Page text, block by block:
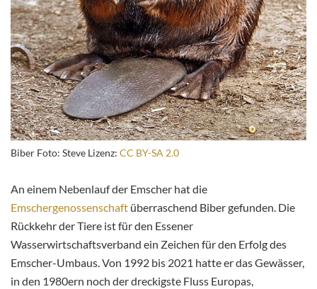
Biber Foto: Steve Lizenz: CC BY-SA 2.0
An einem Nebenlauf der Emscher hat die
Emschergenossenschaft überraschend Biber gefunden. Die
Rückkehr der Tiere ist für den Essener
Wasserwirtschaftsverband ein Zeichen für den Erfolg des
Emscher-Umbaus. Von 1992 bis 2021 hatte er das Gewässer,
in den 1980ern noch der dreckigste Fluss Europas,